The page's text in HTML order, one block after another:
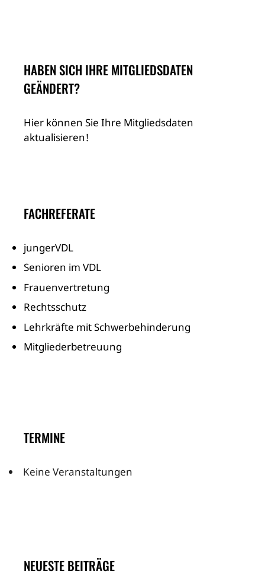
HABEN SICH IHRE MITGLIEDSDATEN
GEÄNDERT?
Hier können Sie Ihre Mitgliedsdaten
aktualisieren!
FACHREFERATE
jungerVDL
Senioren im VDL
Frauenvertretung
Rechtsschutz
Lehrkräfte mit Schwerbehinderung
Mitgliederbetreuung
TERMINE
Keine Veranstaltungen
NEUESTE BEITRÄGE